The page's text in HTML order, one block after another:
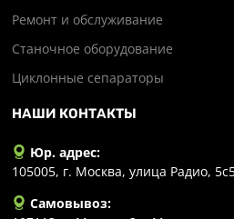
Ремонт и обслуживание
Станочное оборудование
Циклонные сепараторы
НАШИ КОНТАКТЫ
Юр. адрес:
105005, г. Москва, улица Радио,
Самовывоз: